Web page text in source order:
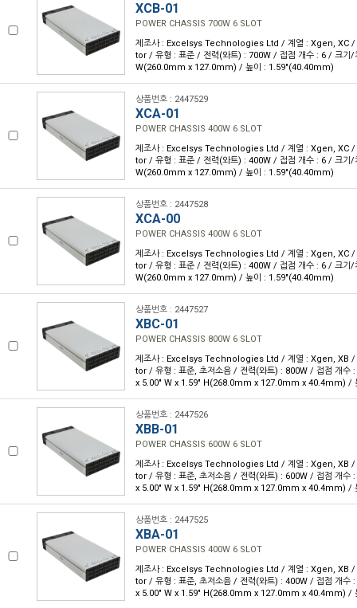
XCB-01
POWER CHASSIS 700W 6 SLOT
제조사 : Excelsys Technologies Ltd / 계열 : Xgen, XC /
tor / 유형 : 표준 / 전력(와트) : 700W / 접점 개수 : 6 / 크기/
W(260.0mm x 127.0mm) / 높이 : 1.59"(40.40mm)
상품번호 : 2447529
XCA-01
POWER CHASSIS 400W 6 SLOT
제조사 : Excelsys Technologies Ltd / 계열 : Xgen, XC /
tor / 유형 : 표준 / 전력(와트) : 400W / 접점 개수 : 6 / 크기/
W(260.0mm x 127.0mm) / 높이 : 1.59"(40.40mm)
상품번호 : 2447528
XCA-00
POWER CHASSIS 400W 6 SLOT
제조사 : Excelsys Technologies Ltd / 계열 : Xgen, XC /
tor / 유형 : 표준 / 전력(와트) : 400W / 접점 개수 : 6 / 크기/
W(260.0mm x 127.0mm) / 높이 : 1.59"(40.40mm)
상품번호 : 2447527
XBC-01
POWER CHASSIS 800W 6 SLOT
제조사 : Excelsys Technologies Ltd / 계열 : Xgen, XB /
tor / 유형 : 표준, 초저소음 / 전력(와트) : 800W / 접점 개수
x 5.00" W x 1.59" H(268.0mm x 127.0mm x 40.4mm) /
상품번호 : 2447526
XBB-01
POWER CHASSIS 600W 6 SLOT
제조사 : Excelsys Technologies Ltd / 계열 : Xgen, XB /
tor / 유형 : 표준, 초저소음 / 전력(와트) : 600W / 접점 개수
x 5.00" W x 1.59" H(268.0mm x 127.0mm x 40.4mm) /
상품번호 : 2447525
XBA-01
POWER CHASSIS 400W 6 SLOT
제조사 : Excelsys Technologies Ltd / 계열 : Xgen, XB /
tor / 유형 : 표준, 초저소음 / 전력(와트) : 400W / 접점 개수
x 5.00" W x 1.59" H(268.0mm x 127.0mm x 40.4mm) /